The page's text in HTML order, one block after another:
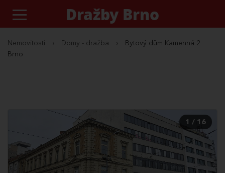
Dražby Brno
Nemovitosti › Domy - dražba ›
Bytový dům Kamenná 2
Brno
1 / 16